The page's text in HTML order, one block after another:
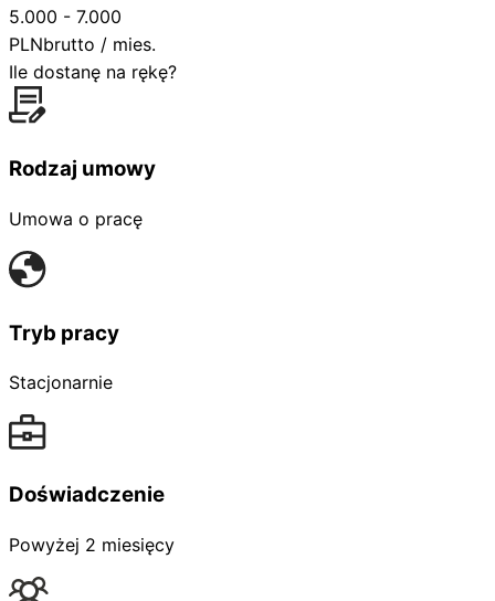
5.000 - 7.000
PLNbrutto / mies.
Ile dostanę na rękę?
Rodzaj umowy
Umowa o pracę
Tryb pracy
Stacjonarnie
Doświadczenie
Powyżej 2 miesięcy